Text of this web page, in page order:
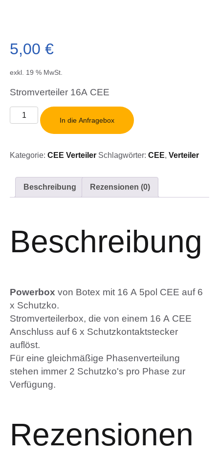
5,00 €
exkl. 19 % MwSt.
Stromverteiler 16A CEE
Stromverteiler
16A
In die Anfragebox
Kategorie: CEE Verteiler Schlagwörter: CEE, Verteiler
Beschreibung Rezensionen (0)
Beschreibung
Powerbox von Botex mit 16 A 5pol CEE auf 6
x Schutzko.
Stromverteilerbox, die von einem 16 A CEE
Anschluss auf 6 x Schutzkontaktstecker
auflöst.
Für eine gleichmäßige Phasenverteilung
stehen immer 2 Schutzko's pro Phase zur
Verfügung.
Rezensionen